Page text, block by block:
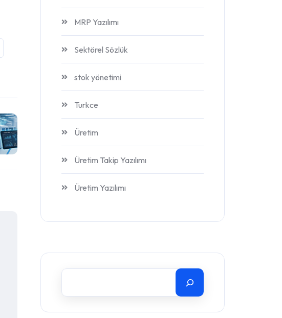
MRP Yazılımı
Sektörel Sözlük
stok yönetimi
Turkce
Üretim
Üretim Takip Yazılımı
Üretim Yazılımı